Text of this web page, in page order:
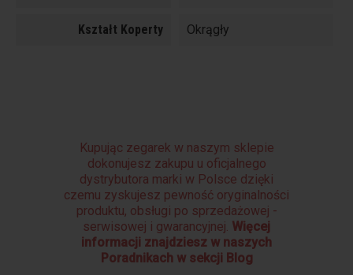
Kształt Koperty Okrągły
Kupując zegarek w naszym sklepie
dokonujesz zakupu u oficjalnego
dystrybutora marki w Polsce dzięki
czemu zyskujesz pewność oryginalności
produktu, obsługi po sprzedażowej -
serwisowej i gwarancyjnej. Więcej
informacji znajdziesz w naszych
Poradnikach w sekcji Blog